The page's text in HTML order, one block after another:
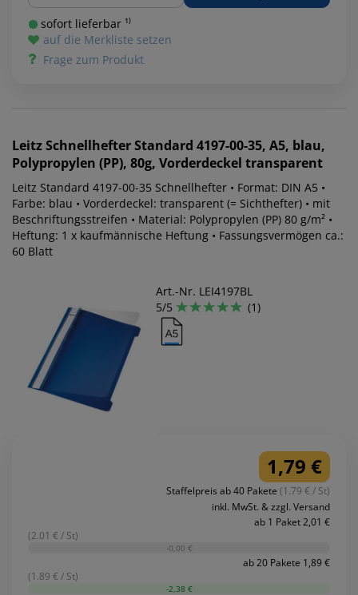
sofort lieferbar ¹⁾
auf die Merkliste setzen
Frage zum Produkt
LeitzSchnellhefter Standard 4197-00-35, A5, blau,
Polypropylen (PP), 80g, Vorderdeckel transparent
Leitz Standard 4197-00-35 Schnellhefter • Format: DIN A5 •
Farbe: blau • Vorderdeckel: transparent (= Sichthefter) • mit
Beschriftungsstreifen • Material: Polypropylen (PP) 80 g/m² •
Heftung: 1 x kaufmännische Heftung • Fassungsvermögen ca.:
60 Blatt
Art.-Nr. LEI4197BL
5/5
(1)
1,79 €
Staffelpreis ab 40 Pakete (1.79 € / St)
inkl. MwSt. & zzgl. Versand
ab 1 Paket 2,01 €
(2.01 € / St)
-0,00 €
ab 20 Pakete 1,89 €
(1.89 € / St)
-2,38 €